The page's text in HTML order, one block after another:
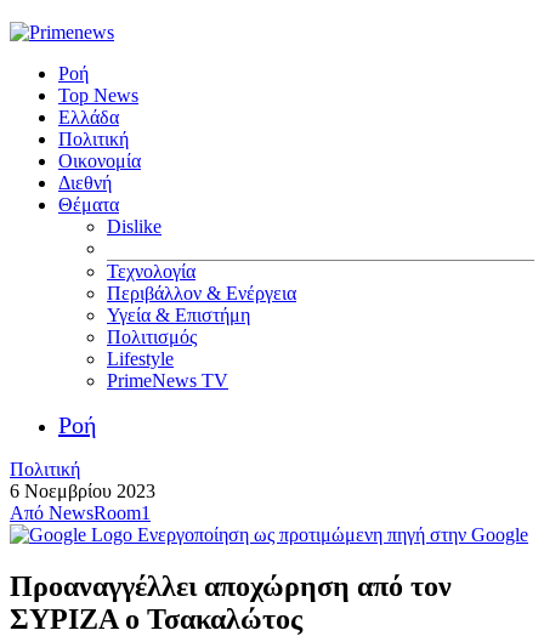
Ροή
Top News
Ελλάδα
Πολιτική
Οικονομία
Διεθνή
Θέματα
Dislike
Τεχνολογία
Περιβάλλον & Ενέργεια
Υγεία & Επιστήμη
Πολιτισμός
Lifestyle
PrimeNews TV
Ροή
Πολιτική
6 Νοεμβρίου 2023
Από NewsRoom1
Ενεργοποίηση ως προτιμώμενη πηγή στην Google
Προαναγγέλλει αποχώρηση από τον
ΣΥΡΙΖΑ ο Τσακαλώτος